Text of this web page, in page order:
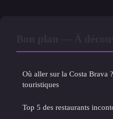
Où aller sur la Costa Brava
touristiques
Top 5 des restaurants